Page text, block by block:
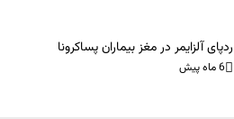
ردپای آلزایمر در مغز بیماران پساکرونا
6 ماه پیش